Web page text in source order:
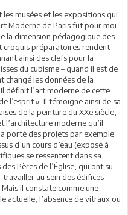
musées et les expositions qui
Moderne de Paris fut pour moi
la dimension pédagogique des
croquis préparatoires rendent
ainsi des clefs pour la
du cubisme – quand il est de
changé les données de la
définit l’art moderne de cette
l’esprit ». Il témoigne ainsi de sa
de la peinture du XXe siècle,
l’architecture moderne qu’il
porté des projets par exemple
d’un cours d’eau (exposé à
se ressentent dans sa
Pères de l’Église, qui ont su
au sein des édifices
il constate comme une
actuelle, l’absence de vitraux ou